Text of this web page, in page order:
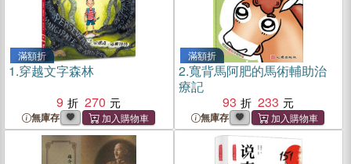
滿額折
1.穿越文字森林
9
270
無庫存
滿額折
2.寬背馬阿肥的馬術輔助治
療記
93
233
無庫存